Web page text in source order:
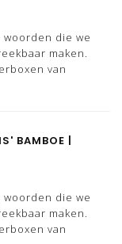
die we
maken.
van
is voor getjilp?
BAMBOE |
die we
maken.
van